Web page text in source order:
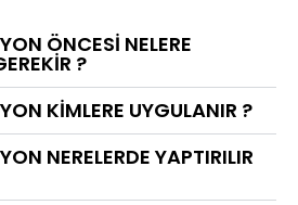
ÖNCESI NELERE
?
KIMLERE UYGULANIR ?
NERELERDE YAPTIRILIR